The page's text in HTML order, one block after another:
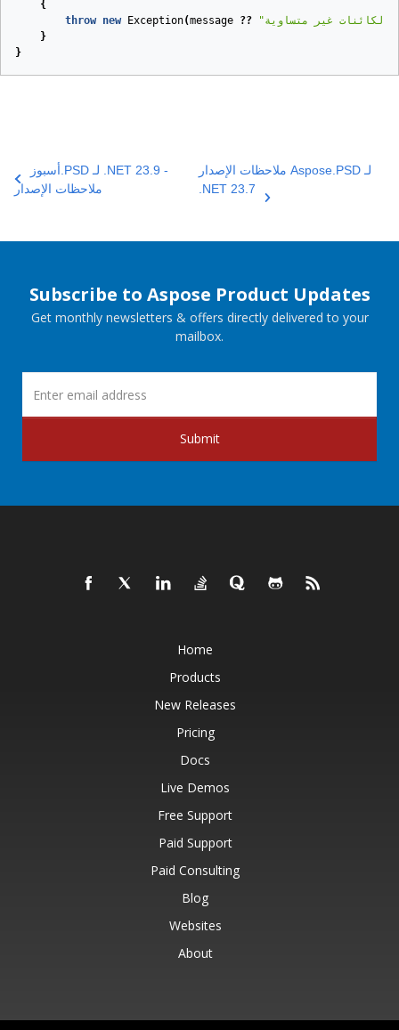
{
throw new Exception(message ??
}
}
أسبوز.PSD لـ .NET 23.9 -
ملاحظات الإصدار
ملاحظات الإصدار Aspose.PSD لـ
.NET 23.7
Subscribe to Aspose Product Updates
Get monthly newsletters & offers directly delivered to your
mailbox.
Submit
Home
Products
New Releases
Pricing
Docs
Live Demos
Free Support
Paid Support
Paid Consulting
Blog
Websites
About